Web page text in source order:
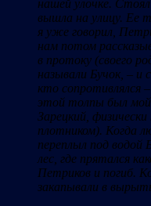
нашей улочке.
вышла на улицу. Ее
я уже говорил,
нам потом
в протоку (своего
называли Бучок, – и
кто сопротивлялся –
этой толпы был
Зарецкий,
плотником). Когда
переплыл под водой
лес, где прятался
Петриков и погиб.
закапывали в